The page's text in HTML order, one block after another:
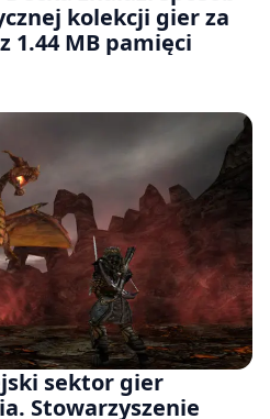
kolekcji gier za
1.44 MB pamięci
sektor gier
Stowarzyszenie